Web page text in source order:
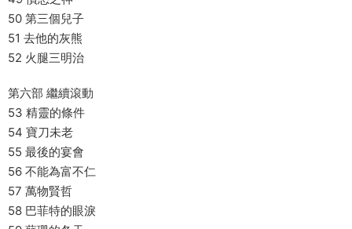
50 第三個兒子
51 去他的灰熊
52 火腿三明治
第六部 繼續滾動
53 精靈的條件
54 寶刀未老
55 最後的宴會
56 不能為富不仁
57 萬物賢哲
58 巴菲特的眼淚